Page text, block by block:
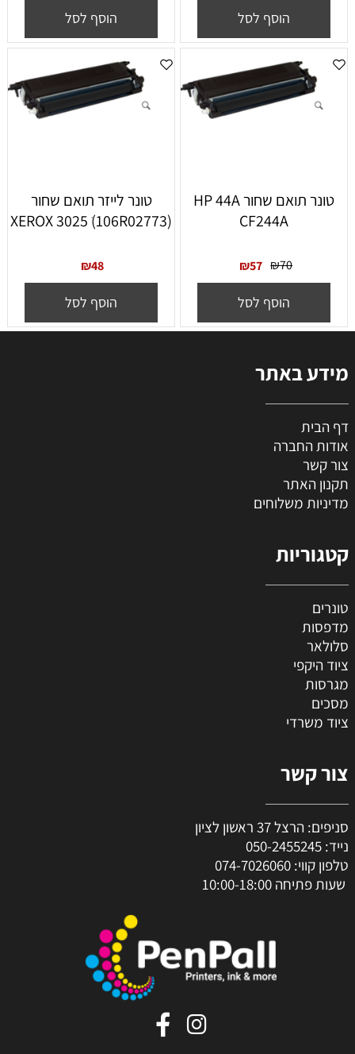
הוסף לסל הוסף לסל
‏טונר תואם שחור HP 44A
CF244A
₪70
₪57
הוסף לסל
טונר לייזר תואם שחור
(XEROX 3025 ׁ(106R02773
₪48
הוסף לסל
מידע באתר
דף הבית
אודות החברה
צור קשר
תקנון האתר
מדיניות משלוחים
קטגוריות
טונרים
מדפסות
סלולאר
ציוד היקפי
מגרסות
מסכים
ציוד משרדי
צור קשר
סניפים: הרצל 37 ראשון לציון
נייד: 050-2455245
טלפון קווי: 074-7026060
שעות פתיחה 10:00-18:00